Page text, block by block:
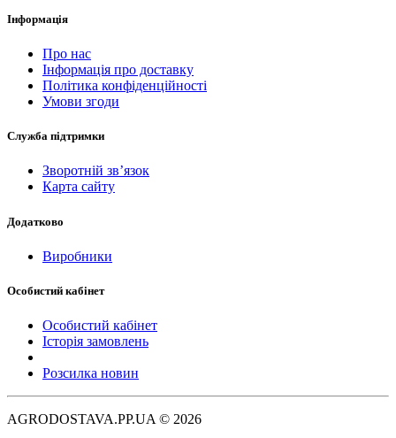
Інформація
Про нас
Інформація про доставку
Політика конфіденційності
Умови згоди
Служба підтримки
Зворотній зв’язок
Карта сайту
Додатково
Виробники
Особистий кабінет
Особистий кабінет
Історія замовлень
Розсилка новин
AGRODOSTAVA.PP.UA © 2026